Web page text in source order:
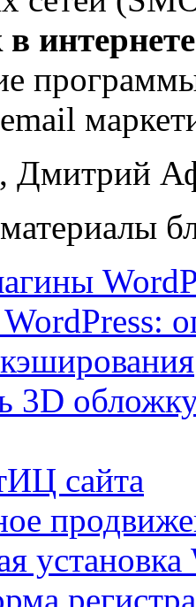
интернете
Дмитрий
3D
сайта
установка